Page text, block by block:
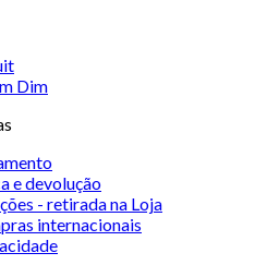
Dim
e devolução
- retirada na Loja
internacionais